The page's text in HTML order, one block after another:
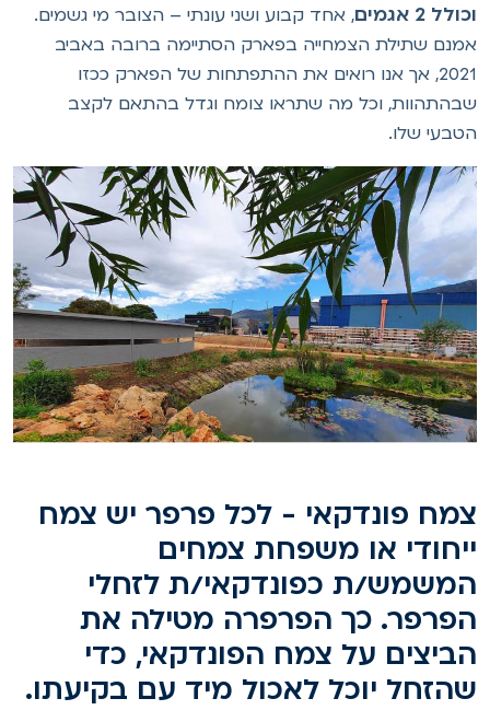
2 אגמים
, אחד קבוע ושני עונתי – הצובר מי גשמים.
שתילת הצמחייה בפארק הסתיימה ברובה באביב
2021, אך אנו רואים את ההתפתחות של הפארק ככזו
וכל מה שתראו צומח וגדל בהתאם לקצב
שלו.
פונדקאי - לכל פרפר יש צמח
או משפחת צמחים
ת כפונדקאי/ת לזחלי
כך הפרפרה מטילה את
על צמח הפונדקאי, כדי
יוכל לאכול מיד עם בקיעתו.